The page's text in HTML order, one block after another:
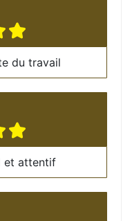
du travail
et attentif